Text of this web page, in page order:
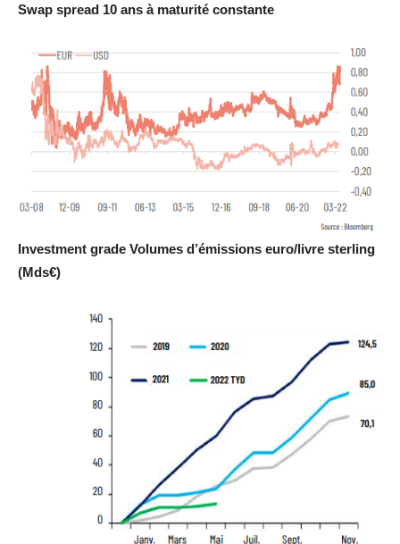
Swap spread 10 ans à maturité constante
Investment grade Volumes d’émissions euro/livre sterling
(Mds€)